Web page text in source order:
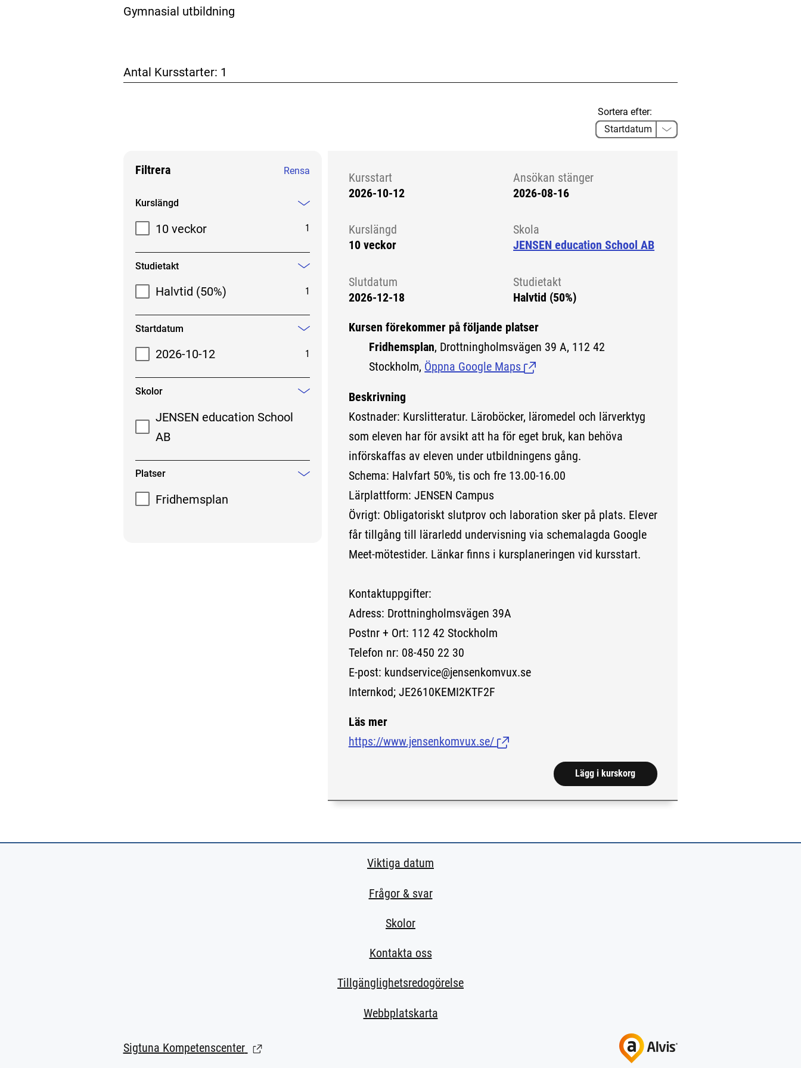
Gymnasial utbildning
Antal Kursstarter: 1
Sortera efter:
Filtrera Rensa
Filtrera sökresultat
Kurslängd
10 veckor
1
Studietakt
Mindre information
Halvtid (50%)
1
Startdatum
2026-10-12
1
Skolor
Mindre information
JENSEN education School
AB
Platser
Mindre information
Fridhemsplan
Kursstart
2026-10-12
Ansökan stänger
2026-08-16
Kurslängd
10 veckor
Skola
JENSEN education School AB
Slutdatum
2026-12-18
Studietakt
Halvtid (50%)
Kursen förekommer på följande platser
Fridhemsplan, Drottningholmsvägen 39 A, 112 42
Stockholm, Öppna Google Maps(Länk till extern sida.)
Beskrivning
Kostnader: Kurslitteratur. Läroböcker, läromedel och lärverktyg
som eleven har för avsikt att ha för eget bruk, kan behöva
införskaffas av eleven under utbildningens gång.
Schema: Halvfart 50%, tis och fre 13.00-16.00
Lärplattform: JENSEN Campus
Övrigt: Obligatoriskt slutprov och laboration sker på plats. Elever
får tillgång till lärarledd undervisning via schemalagda Google
Meet-mötestider. Länkar finns i kursplaneringen vid kursstart.
Kontaktuppgifter:
Adress: Drottningholmsvägen 39A
Postnr + Ort: 112 42 Stockholm
Telefon nr: 08-450 22 30
E-post: kundservice@jensenkomvux.se
Internkod; JE2610KEMI2KTF2F
Läs mer
https://www.jensenkomvux.se/ (Länk till extern sida.)
Lägg i kurskorg
Viktiga datum
Frågor & svar
Skolor
Kontakta oss
Tillgänglighetsredogörelse
Webbplatskarta
Sigtuna Kompetenscenter (Länk till extern sida.)